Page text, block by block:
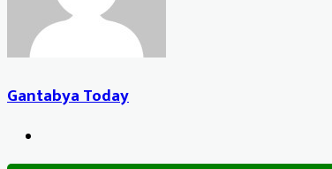
Gantabya Today